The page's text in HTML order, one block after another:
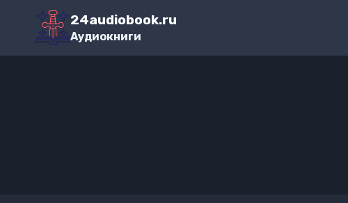
Перейти
содержимому
24audiobook.ru
Аудиокниги